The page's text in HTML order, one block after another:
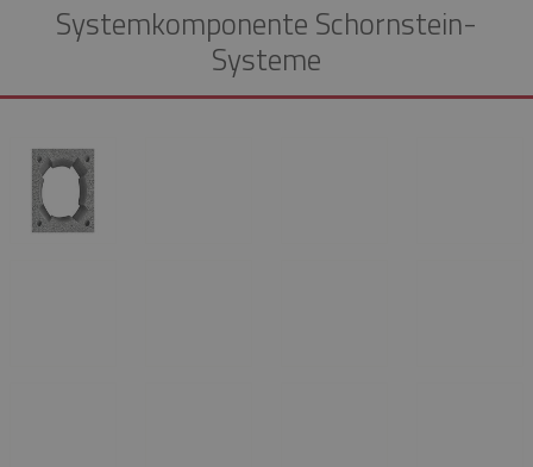
Systemkomponente Schornstein-
Systeme